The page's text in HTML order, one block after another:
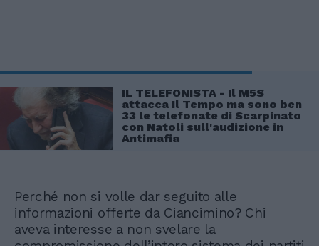
IL TELEFONISTA - Il M5S
attacca Il Tempo ma sono ben
33 le telefonate di Scarpinato
con Natoli sull'audizione in
Antimafia
Perché non si volle dar seguito alle
informazioni offerte da Ciancimino? Chi
aveva interesse a non svelare la